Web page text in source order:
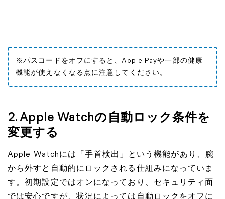
※パスコードをオフにすると、Apple Payや一部の健康
機能が使えなくなる点に注意してください。
2. Apple Watchの自動ロック条件を
変更する
Apple Watchには「手首検出」という機能があり、腕
から外すと自動的にロックされる仕組みになっていま
す。初期設定ではオンになっており、セキュリティ面
では安心ですが、状況によっては自動ロックをオフに